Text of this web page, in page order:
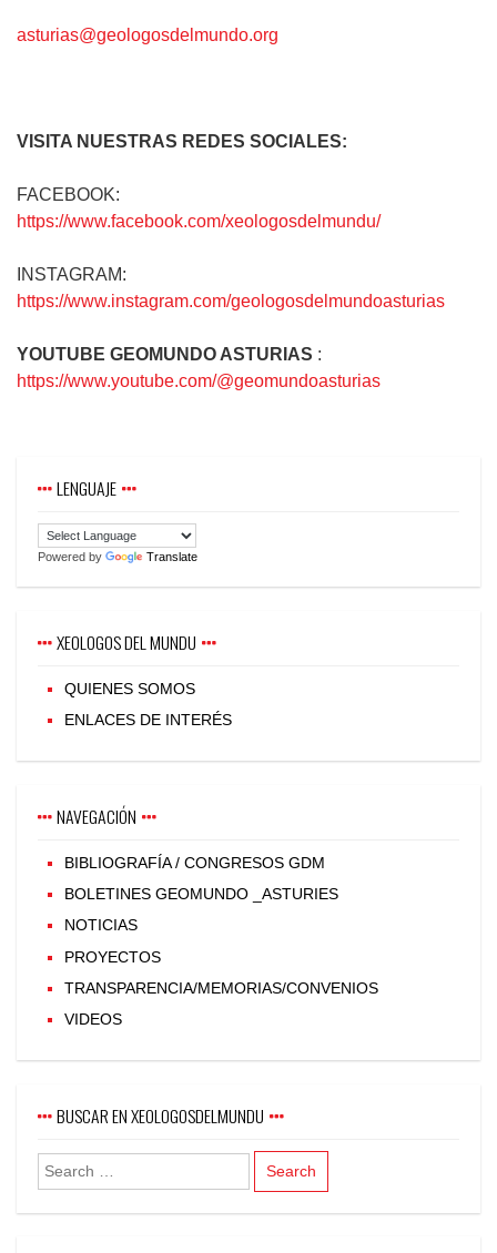
asturias@geologosdelmundo.org
VISITA NUESTRAS REDES SOCIALES:
FACEBOOK:
https://www.facebook.com/xeologosdelmundu/
INSTAGRAM:
https://www.instagram.com/geologosdelmundoasturias
YOUTUBE GEOMUNDO ASTURIAS :
https://www.youtube.com/@geomundoasturias
LENGUAJE
Powered by Translate
XEOLOGOS DEL MUNDU
QUIENES SOMOS
ENLACES DE INTERÉS
NAVEGACIÓN
BIBLIOGRAFÍA / CONGRESOS GDM
BOLETINES GEOMUNDO _ASTURIES
NOTICIAS
PROYECTOS
TRANSPARENCIA/MEMORIAS/CONVENIOS
VIDEOS
BUSCAR EN XEOLOGOSDELMUNDU